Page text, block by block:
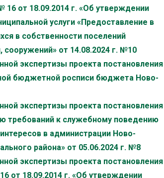
16 от 18.09.2014 г. «Об утверждении
услуги «Предоставление в
в собственности поселений
сооружений» от 14.08.2024 г. №10
экспертизы проекта постановления
бюджетной росписи бюджета Ново-
экспертизы проекта постановления
требований к служебному поведению
в администрации Ново-
района» от 05.06.2024 г. №8
экспертизы проекта постановления
от 18.09.2014 г. «Об утверждении